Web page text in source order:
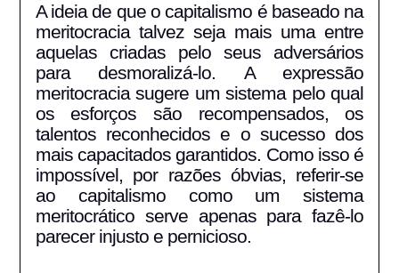
10/09/2016
Blanco
A ideia de que o capitalismo é baseado na
meritocracia talvez seja mais uma entre
aquelas criadas pelo seus adversários
para desmoralizá-lo. A expressão
meritocracia sugere um sistema pelo qual
os esforços são recompensados, os
talentos reconhecidos e o sucesso dos
mais capacitados garantidos. Como isso é
impossível, por razões óbvias, referir-se
ao capitalismo como um sistema
meritocrático serve apenas para fazê-lo
parecer injusto e pernicioso.